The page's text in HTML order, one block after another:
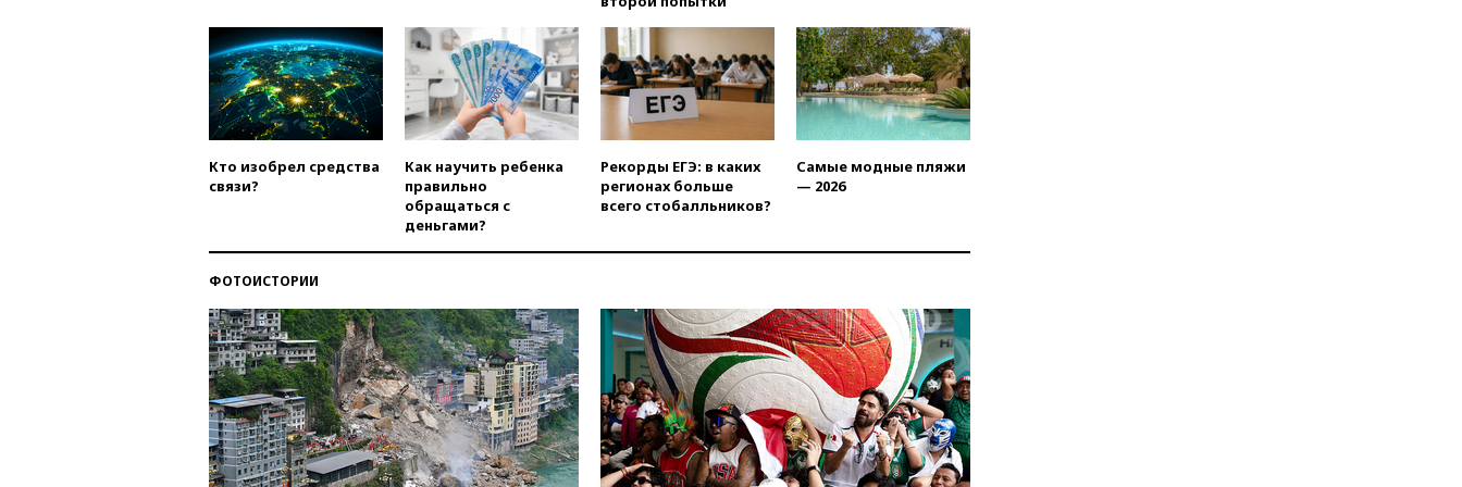
01:00
Трамп: США сами
нуждаются в дальнобойных
ракетах и системах Patriot
00:01
Трамп заявил о
необходимости пополнения
арсенала США
вчера, 23:28Слуцкий призвал
признать «Яблоко»
нежелательной организацией
вчера, 22:55В Москве в
пятницу ожидаются ливни
вчера, 22:35Винисиус
продлил контракт с «Реалом»
до 2032 года
вчера, 22:28Отказаться от
российского гражданства
Кто изобрел средства
связи?
Как научить ребенка
правильно
обращаться с
деньгами?
Рекорды ЕГЭ: в каких
регионах больше
всего стобалльников?
Самые модные пляжи
— 2026
ФОТОИСТОРИИ